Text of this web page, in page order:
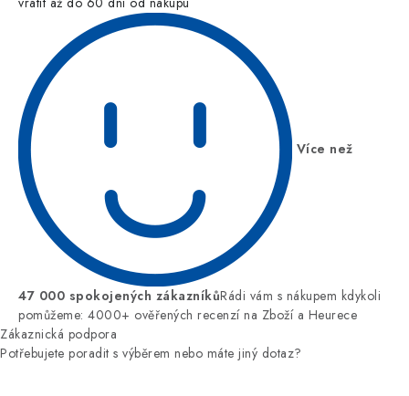
Více než
47 000 spokojených zákazníkůRádi vám s nákupem kdykoli
pomůžeme: 4000+ ověřených recenzí na Zboží a Heurece
Zákaznická podpora
Potřebujete poradit s výběrem nebo máte jiný dotaz?